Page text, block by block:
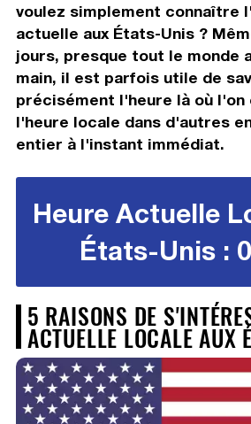
voulez simplement connaître
actuelle aux États-Unis ?
jours, presque tout le monde
main, il est parfois utile de
précisément l'heure là où l'on
l'heure locale dans d'autres
entier à l'instant immédiat.
Heure Actuelle
États-Unis :
5 RAISONS DE
ACTUELLE LOCALE AUX